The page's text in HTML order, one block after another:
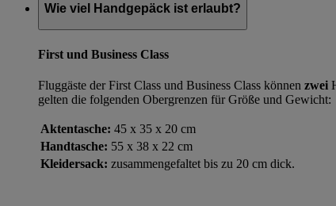
Wie viel Handgepäck ist erlaubt?
First und Business Class
Fluggäste der First Class und Business Class können zwei
gelten die folgenden Obergrenzen für Größe und Gewicht:
Aktentasche: 45 x 35 x 20 cm
Handtasche: 55 x 38 x 22 cm
Kleidersack: zusammengefaltet bis zu 20 cm dick.